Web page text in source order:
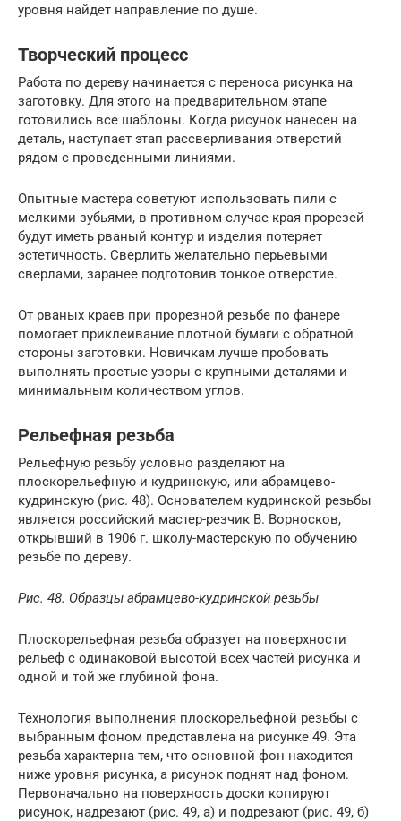
уровня найдет направление по душе.
Творческий процесс
Работа по дереву начинается с переноса рисунка на
заготовку. Для этого на предварительном этапе
готовились все шаблоны. Когда рисунок нанесен на
деталь, наступает этап рассверливания отверстий
рядом с проведенными линиями.
Опытные мастера советуют использовать пили с
мелкими зубьями, в противном случае края прорезей
будут иметь рваный контур и изделия потеряет
эстетичность. Сверлить желательно перьевыми
сверлами, заранее подготовив тонкое отверстие.
От рваных краев при прорезной резьбе по фанере
помогает приклеивание плотной бумаги с обратной
стороны заготовки. Новичкам лучше пробовать
выполнять простые узоры с крупными деталями и
минимальным количеством углов.
Рельефная резьба
Рельефную резьбу условно разделяют на
плоскорельефную и кудринскую, или абрамцево-
кудринскую (рис. 48). Основателем кудринской резьбы
является российский мастер-резчик В. Ворносков,
открывший в 1906 г. школу-мастерскую по обучению
резьбе по дереву.
Рис. 48. Образцы абрамцево-кудринской резьбы
Плоскорельефная резьба образует на поверхности
рельеф с одинаковой высотой всех частей рисунка и
одной и той же глубиной фона.
Технология выполнения плоскорельефной резьбы с
выбранным фоном представлена на рисунке 49. Эта
резьба характерна тем, что основной фон находится
ниже уровня рисунка, а рисунок поднят над фоном.
Первоначально на поверхность доски копируют
рисунок, надрезают (рис. 49, а) и подрезают (рис. 49, б)